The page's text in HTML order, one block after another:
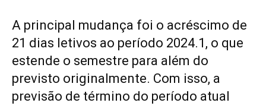
A principal mudança foi o acréscimo de
21 dias letivos ao período 2024.1, o que
estende o semestre para além do
previsto originalmente. Com isso, a
previsão de término do período atual